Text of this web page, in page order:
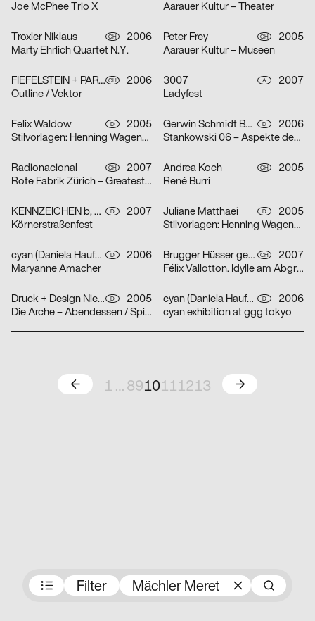
Preisträger:innen
Filter Mächler Meret
Joe McPhee Trio X
Aarauer Kultur – Theater
Troxler Niklaus CH
2006
Marty Ehrlich Quartet N.Y.
Peter Frey CH
2005
Aarauer Kultur – Museen
FIEFELSTEIN + PARTNER – BUREAU FÜR VISUELLE KOMMUNIKATION CH
2006
Outline / Vektor
3007 A
2007
Ladyfest
Felix Waldow D
2005
Stilvorlagen: Henning Wagenbreth
Gerwin Schmidt Büro für visuelle Gestaltung D
2006
Stankowski 06 – Aspekte des Gesamtwerks
Radionacional CH
2007
Rote Fabrik Zürich – Greatest Summer Resort
Andrea Koch CH
2005
René Burri
KENNZEICHEN b, Agentur für Markenkommunikation, Dirk Moll D
2007
Körnerstraßenfest
Juliane Matthaei D
2005
Stilvorlagen: Henning Wagenbreth
cyan (Daniela Haufe + Detlef Fiedler) D
2006
Maryanne Amacher
Brugger Hüsser gestalten CH
2007
Félix Vallotton. Idylle am Abgrund
Druck + Design Niehoff GmbH D
2005
Die Arche – Abendessen / Spielplatz
cyan (Daniela Haufe + Detlef Fiedler) D
2006
cyan exhibition at ggg tokyo
Zurück
1 … 8910111213